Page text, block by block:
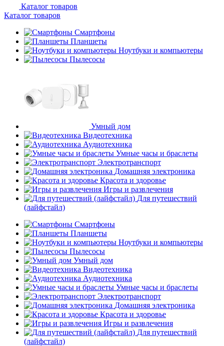
Каталог товаров
Каталог товаров
Смартфоны
Планшеты
Ноутбуки и компьютеры
Пылесосы
Умный дом
Видеотехника
Аудиотехника
Умные часы и браслеты
Электротранспорт
Домашняя электроника
Красота и здоровье
Игры и развлечения
Для путешествий
(лайфстайл)
Смартфоны
Планшеты
Ноутбуки и компьютеры
Пылесосы
Умный дом
Видеотехника
Аудиотехника
Умные часы и браслеты
Электротранспорт
Домашняя электроника
Красота и здоровье
Игры и развлечения
Для путешествий
(лайфстайл)